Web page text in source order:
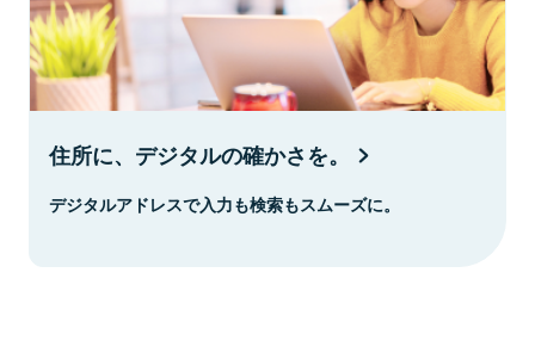
住所に、デジタルの確かさを。
デジタルアドレスで入力も検索もスムーズに。